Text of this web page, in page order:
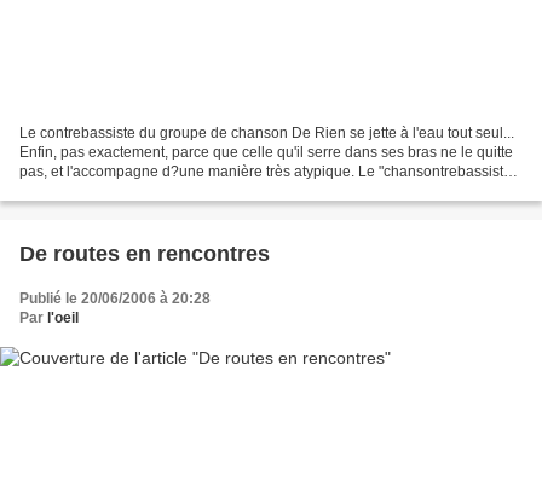
Le contrebassiste du groupe de chanson De Rien se jette à l'eau tout seul...
Enfin, pas exactement, parce que celle qu'il serre dans ses bras ne le quitte
pas, et l'accompagne d?une manière très atypique. Le "chansontrebassiste
De routes en rencontres
Publié le 20/06/2006 à 20:28
Par l'oeil